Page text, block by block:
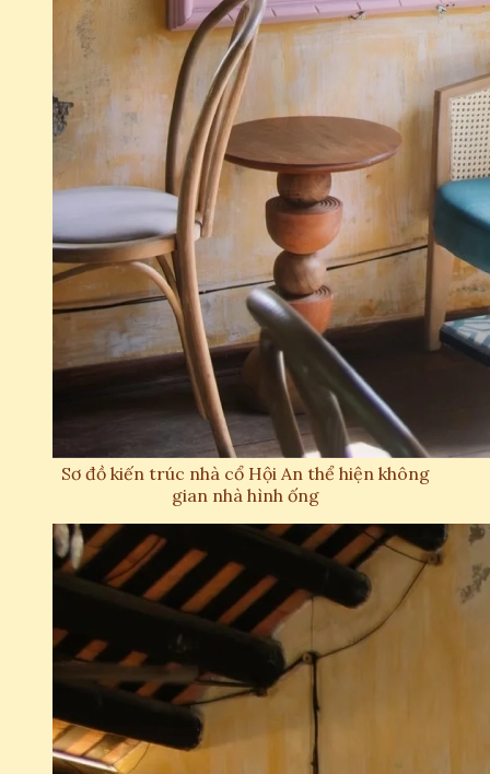
Sơ đồ kiến trúc nhà cổ Hội An thể hiện không
gian nhà hình ống